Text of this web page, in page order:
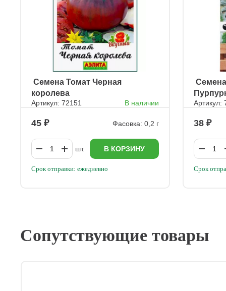
ㅤ Семена Томат Черная
королева
Артикул: 72151 В наличии
45 Фасовка: 0,2 г
шт. В КОРЗИНУ
Срок отправки: ежедневно
ㅤ
Артикул:
38
Срок
Сопутствующие товары